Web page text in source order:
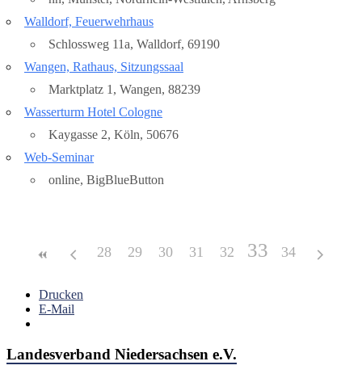
Walldorf, Feuerwehrhaus
Schlossweg 11a, Walldorf, 69190
Wangen, Rathaus, Sitzungssaal
Marktplatz 1, Wangen, 88239
Wasserturm Hotel Cologne
Kaygasse 2, Köln, 50676
Web-Seminar
online, BigBlueButton
28 29 30 31 32 33 34
Drucken
E-Mail
Landesverband Niedersachsen e.V.